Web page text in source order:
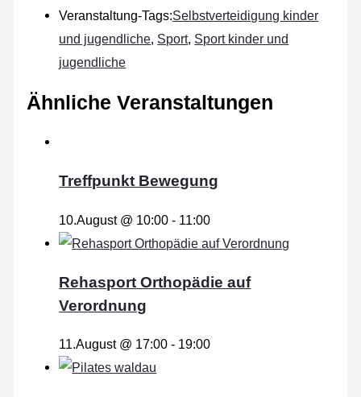
Veranstaltung-Tags:Selbstverteidigung kinder
und jugendliche, Sport, Sport kinder und
jugendliche
Ähnliche Veranstaltungen
Treffpunkt Bewegung
10.August @ 10:00 - 11:00
Rehasport Orthopädie auf
Verordnung
11.August @ 17:00 - 19:00